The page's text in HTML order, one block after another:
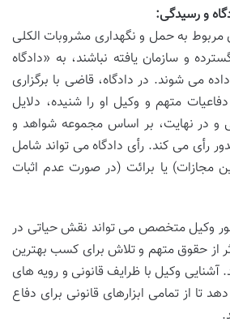
و رسیدگی:
مربوط به حمل و نگهداری مشروبات الکلی
و سازمان یافته نباشند، به «دادگاه
می شوند. در دادگاه، قاضی با برگزاری
متهم و وکیل او را شنیده، دلایل
و در نهایت، بر اساس مجموعه شواهد و
رأی می کند. رأی دادگاه می تواند شامل
مجازات) یا برائت (در صورت عدم اثبات
وکیل متخصص می تواند نقش حیاتی در
از حقوق متهم و تلاش برای کسب بهترین
وکیل با ظرایف قانونی و رویه های
تا از تمامی ابزارهای قانونی برای دفاع